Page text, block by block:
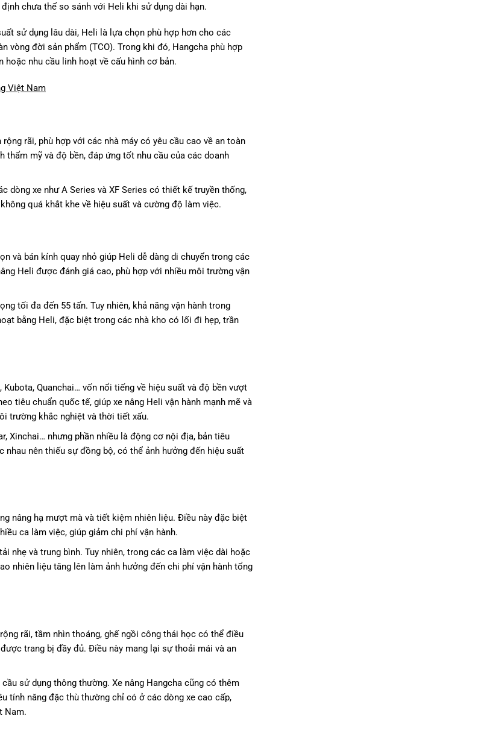
chưa thể so sánh với Heli khi sử dụng dài hạn.
sử dụng lâu dài, Heli là lựa chọn phù hợp hơn cho các
vòng đời sản phẩm (TCO). Trong khi đó, Hangcha phù hợp
nhu cầu linh hoạt về cấu hình cơ bản.
Việt Nam
rãi, phù hợp với các nhà máy có yêu cầu cao về an toàn
thẩm mỹ và độ bền, đáp ứng tốt nhu cầu của các doanh
dòng xe như A Series và XF Series có thiết kế truyền thống,
quá khắt khe về hiệu suất và cường độ làm việc.
và bán kính quay nhỏ giúp Heli dễ dàng di chuyển trong các
Heli được đánh giá cao, phù hợp với nhiều môi trường vận
tối đa đến 55 tấn. Tuy nhiên, khả năng vận hành trong
bằng Heli, đặc biệt trong các nhà kho có lối đi hẹp, trần
Quanchai… vốn nổi tiếng về hiệu suất và độ bền vượt
tiêu chuẩn quốc tế, giúp xe nâng Heli vận hành mạnh mẽ và
trường khắc nghiệt và thời tiết xấu.
Xinchai… nhưng phần nhiều là động cơ nội địa, bản tiêu
nên thiếu sự đồng bộ, có thể ảnh hưởng đến hiệu suất
nâng hạ mượt mà và tiết kiệm nhiên liệu. Điều này đặc biệt
ca làm việc, giúp giảm chi phí vận hành.
nhẹ và trung bình. Tuy nhiên, trong các ca làm việc dài hoặc
nhiên liệu tăng lên làm ảnh hưởng đến chi phí vận hành tổng
rãi, tầm nhìn thoáng, ghế ngồi công thái học có thể điều
trang bị đầy đủ. Điều này mang lại sự thoải mái và an
sử dụng thông thường. Xe nâng Hangcha cũng có thêm
tính năng đặc thù thường chỉ có ở các dòng xe cao cấp,
Nam.